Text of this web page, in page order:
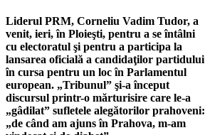
Liderul PRM, Corneliu Vadim Tudor, a
venit, ieri, în Ploieşti, pentru a se întâlni
cu electoratul şi pentru a participa la
lansarea oficială a candidaţilor partidului
în cursa pentru un loc în Parlamentul
european. „Tribunul” şi-a început
discursul printr-o mărturisire care le-a
„gâdilat” sufletele alegătorilor prahoveni:
„de când am ajuns în Prahova, m-am